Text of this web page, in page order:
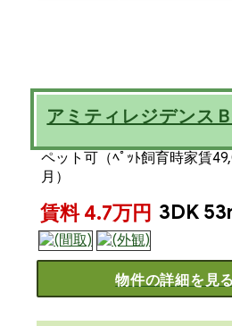
アミティレジデンス
ペット可（ﾍﾟｯﾄ飼育時家賃
月）
賃料 4.7万円 3DK
物件の詳細を見る